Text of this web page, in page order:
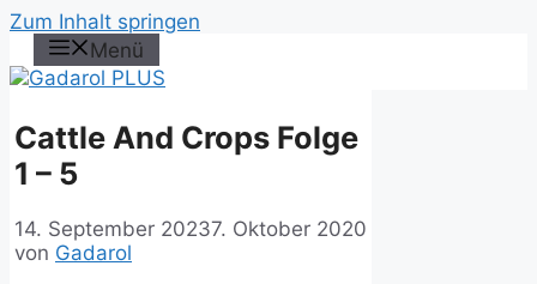
Zum Inhalt springen
Menü
Cattle And Crops Folge
1 – 5
14. September 20237. Oktober 2020
von Gadarol